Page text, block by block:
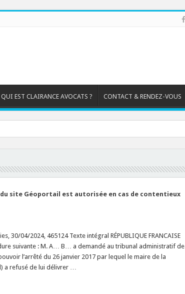
QUI EST CLAIRANCE AVOCATS ? CONTACT & RENDEZ-VOUS
site Géoportail est autorisée en cas de contentieux
30/04/2024, 465124 Texte intégral RÉPUBLIQUE FRANCAISE
suivante : M. A… B… a demandé au tribunal administratif de
l’arrêté du 26 janvier 2017 par lequel le maire de la
a refusé de lui délivrer …